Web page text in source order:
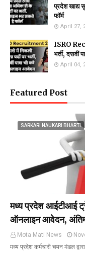
प्रदेश खाद्य
फॉर्म
April 27,
ISRO
भर्ती, दसवीं
April 04,
Featured Post
SARKARI NAUKARI BHARTI
मध्य प्रदेश आईटीआई
ऑनलाइन आवेदन,
Mota Mati News
मध्य प्रदेश कर्मचारी चयन मंडल